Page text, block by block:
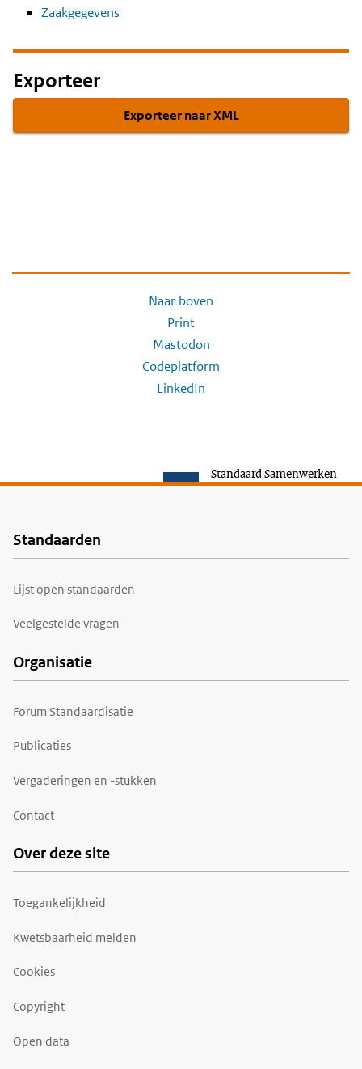
Zaakgegevens
Exporteer
Exporteer naar XML
Naar boven
Print
Mastodon
Codeplatform
LinkedIn
Standaard Samenwerken
Voet
Standaarden
Lijst open standaarden
Veelgestelde vragen
Organisatie
Forum Standaardisatie
Publicaties
Vergaderingen en -stukken
Contact
Over deze site
Toegankelijkheid
Kwetsbaarheid melden
Cookies
Copyright
Open data